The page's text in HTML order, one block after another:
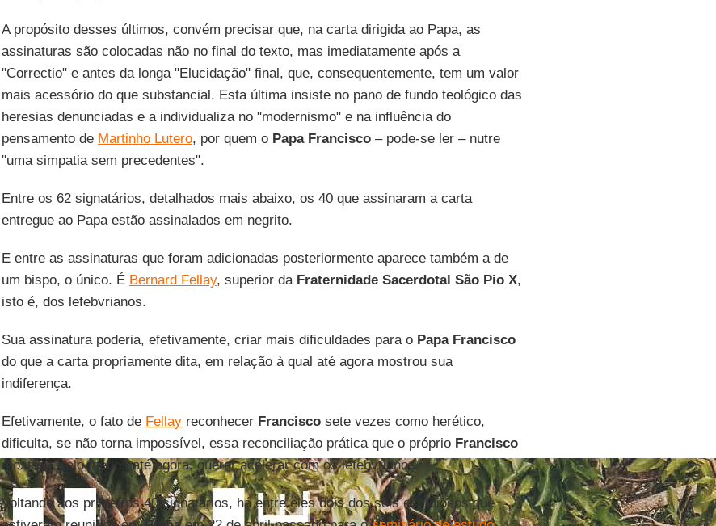
A propósito desses últimos, convém precisar que, na carta dirigida ao Papa, as
assinaturas são colocadas não no final do texto, mas imediatamente após a
"Correctio" e antes da longa "Elucidação" final, que, consequentemente, tem um valor
mais acessório do que substancial. Esta última insiste no pano de fundo teológico das
heresias denunciadas e a individualiza no "modernismo" e na influência do
pensamento de Martinho Lutero, por quem o Papa Francisco– pode-se ler – nutre
"uma simpatia sem precedentes".
Entre os 62 signatários, detalhados mais abaixo, os 40 que assinaram a carta
entregue ao Papa estão assinalados em negrito.
E entre as assinaturas que foram adicionadas posteriormente aparece também a de
um bispo, o único. É Bernard Fellay, superior da Fraternidade Sacerdotal São Pio X,
isto é, dos lefebvrianos.
Sua assinatura poderia, efetivamente, criar mais dificuldades para o Papa Francisco
do que a carta propriamente dita, em relação à qual até agora mostrou sua
indiferença.
Efetivamente, o fato de Fellayreconhecer Franciscosete vezes como herético,
dificulta, se não torna impossível, essa reconciliação prática que o próprio Francisco
mostrou, pelo menos até agora, querer acelerar com os lefebvrianos.
Voltando aos primeiros 40 signatários, há entre eles dois dos seis estudiosos que